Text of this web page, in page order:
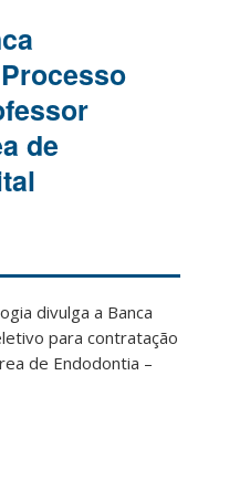
de
divulga a Banca
para contratação
de Endodontia –